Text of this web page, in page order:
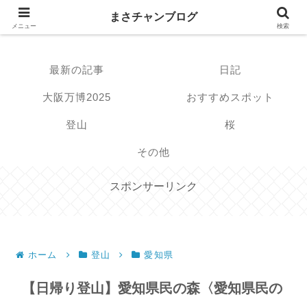
まさチャンブログ
最新の記事 日記
大阪万博2025 おすすめスポット
登山 桜
その他
スポンサーリンク
ホーム 登山 愛知県
【日帰り登山】愛知県民の森〈愛知県民の
メニュー
まさチャンブログ
検索